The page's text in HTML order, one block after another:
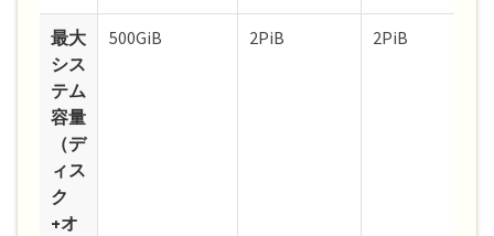
最大
シス
テム
容量
（デ
ィス
ク
+オ
500GiB 2PiB 2PiB